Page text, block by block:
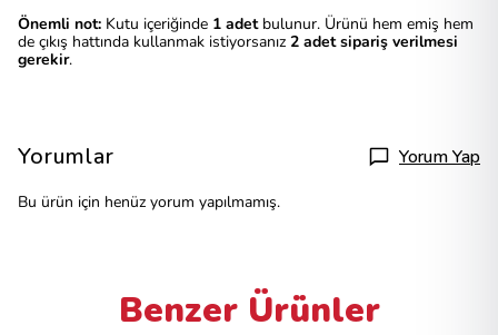
Önemli not: Kutu içeriğinde 1 adetbulunur. Ürünü hem emiş hem
de çıkış hattında kullanmak istiyorsanız 2 adet sipariş verilmesi
gerekir.
Yorumlar Yorum Yap
Bu ürün için henüz yorum yapılmamış.
Benzer Ürünler